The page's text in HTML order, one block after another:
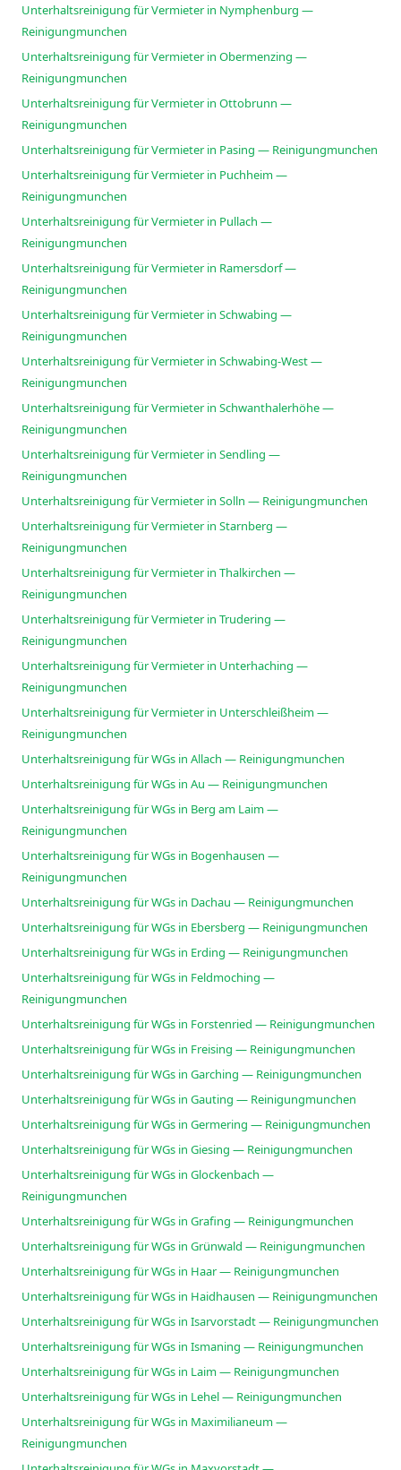
Unterhaltsreinigung für Vermieter in Nymphenburg —
Reinigungmunchen
Unterhaltsreinigung für Vermieter in Obermenzing —
Reinigungmunchen
Unterhaltsreinigung für Vermieter in Ottobrunn —
Reinigungmunchen
Unterhaltsreinigung für Vermieter in Pasing — Reinigungmunchen
Unterhaltsreinigung für Vermieter in Puchheim —
Reinigungmunchen
Unterhaltsreinigung für Vermieter in Pullach —
Reinigungmunchen
Unterhaltsreinigung für Vermieter in Ramersdorf —
Reinigungmunchen
Unterhaltsreinigung für Vermieter in Schwabing —
Reinigungmunchen
Unterhaltsreinigung für Vermieter in Schwabing-West —
Reinigungmunchen
Unterhaltsreinigung für Vermieter in Schwanthalerhöhe —
Reinigungmunchen
Unterhaltsreinigung für Vermieter in Sendling —
Reinigungmunchen
Unterhaltsreinigung für Vermieter in Solln — Reinigungmunchen
Unterhaltsreinigung für Vermieter in Starnberg —
Reinigungmunchen
Unterhaltsreinigung für Vermieter in Thalkirchen —
Reinigungmunchen
Unterhaltsreinigung für Vermieter in Trudering —
Reinigungmunchen
Unterhaltsreinigung für Vermieter in Unterhaching —
Reinigungmunchen
Unterhaltsreinigung für Vermieter in Unterschleißheim —
Reinigungmunchen
Unterhaltsreinigung für WGs in Allach — Reinigungmunchen
Unterhaltsreinigung für WGs in Au — Reinigungmunchen
Unterhaltsreinigung für WGs in Berg am Laim —
Reinigungmunchen
Unterhaltsreinigung für WGs in Bogenhausen —
Reinigungmunchen
Unterhaltsreinigung für WGs in Dachau — Reinigungmunchen
Unterhaltsreinigung für WGs in Ebersberg — Reinigungmunchen
Unterhaltsreinigung für WGs in Erding — Reinigungmunchen
Unterhaltsreinigung für WGs in Feldmoching —
Reinigungmunchen
Unterhaltsreinigung für WGs in Forstenried — Reinigungmunchen
Unterhaltsreinigung für WGs in Freising — Reinigungmunchen
Unterhaltsreinigung für WGs in Garching — Reinigungmunchen
Unterhaltsreinigung für WGs in Gauting — Reinigungmunchen
Unterhaltsreinigung für WGs in Germering — Reinigungmunchen
Unterhaltsreinigung für WGs in Giesing — Reinigungmunchen
Unterhaltsreinigung für WGs in Glockenbach —
Reinigungmunchen
Unterhaltsreinigung für WGs in Grafing — Reinigungmunchen
Unterhaltsreinigung für WGs in Grünwald — Reinigungmunchen
Unterhaltsreinigung für WGs in Haar — Reinigungmunchen
Unterhaltsreinigung für WGs in Haidhausen — Reinigungmunchen
Unterhaltsreinigung für WGs in Isarvorstadt — Reinigungmunchen
Unterhaltsreinigung für WGs in Ismaning — Reinigungmunchen
Unterhaltsreinigung für WGs in Laim — Reinigungmunchen
Unterhaltsreinigung für WGs in Lehel — Reinigungmunchen
Unterhaltsreinigung für WGs in Maximilianeum —
Reinigungmunchen